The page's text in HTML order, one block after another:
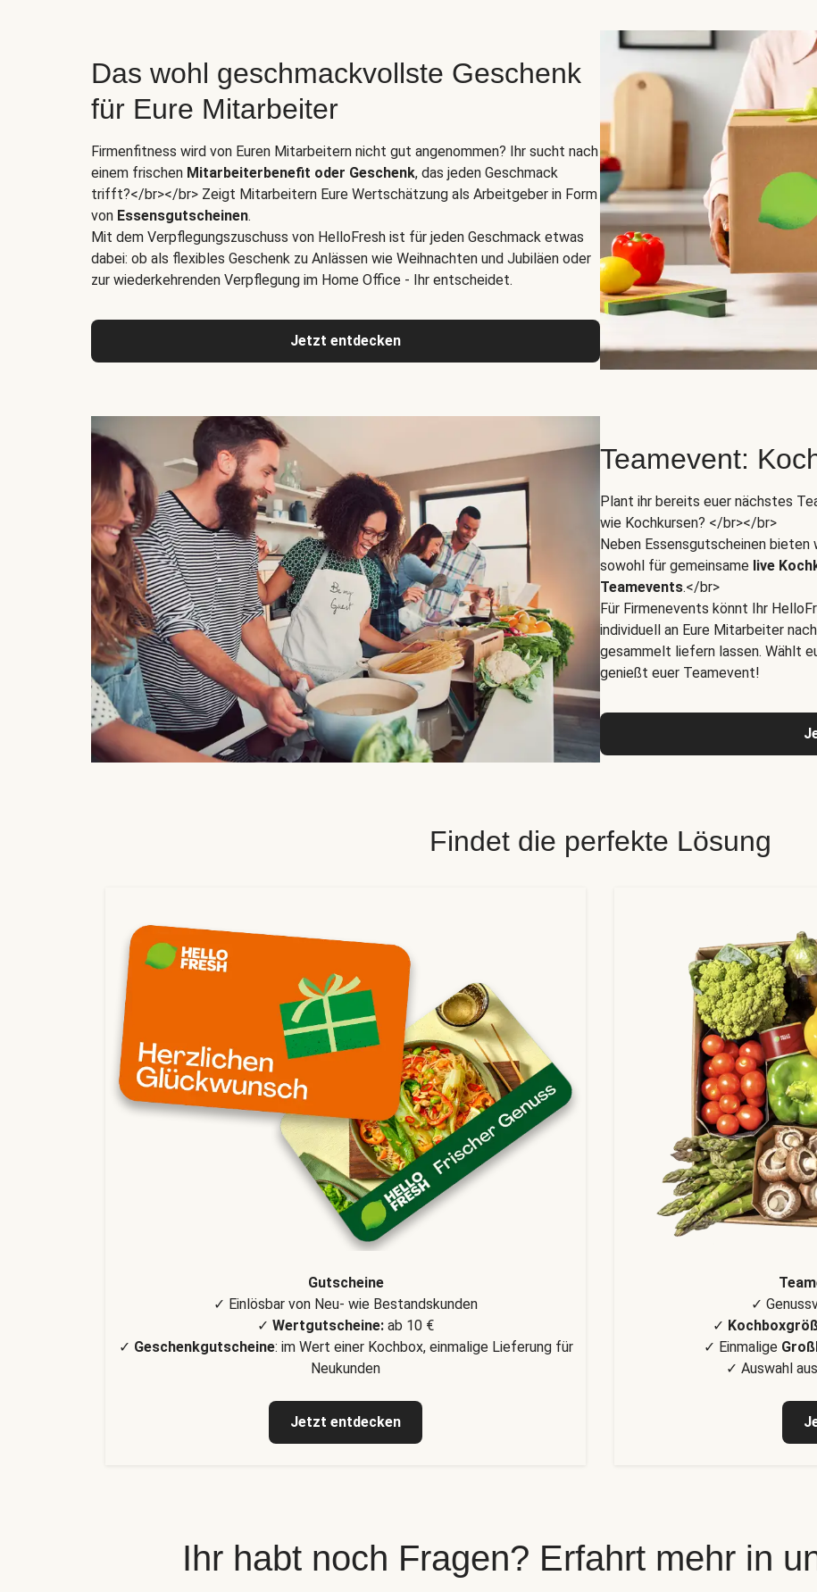
Das wohl geschmackvollste Geschenk
für Eure Mitarbeiter
Firmenfitness wird von Euren Mitarbeitern nicht gut angenommen? Ihr sucht nach
einem frischen Mitarbeiterbenefit oder Geschenk, das jeden Geschmack
trifft?</br></br> Zeigt Mitarbeitern Eure Wertschätzung als Arbeitgeber in Form
von Essensgutscheinen.
Mit dem Verpflegungszuschuss von HelloFresh ist für jeden Geschmack etwas
dabei: ob als flexibles Geschenk zu Anlässen wie Weihnachten und Jubiläen oder
zur wiederkehrenden Verpflegung im Home Office - Ihr entscheidet.
Jetzt entdecken
Teamevent:
Plant ihr bereits euer nächstes
wie Kochkursen? </br></br>
Neben Essensgutscheinen
sowohl für gemeinsame live
Teamevents.</br>
Für Firmenevents könnt Ihr
individuell an Eure Mitarbeiter
gesammelt liefern lassen. Wählt
genießt euer Teamevent!
Findet die perfekte Lösung
Gutscheine
✓ Einlösbar von Neu- wie Bestandskunden
✓ Wertgutscheine: ab 10 €
✓ Geschenkgutscheine: im Wert einer Kochbox, einmalige Lieferung für
Neukunden
Jetzt entdecken
✓
✓
✓ Einmalige
✓ Auswahl
Ihr habt noch Fragen? Erfahrt mehr in